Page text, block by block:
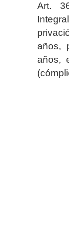
Art.
años,
años,